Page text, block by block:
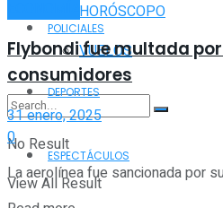
HORÓSCOPO
VUELOS
No Result
View All Result
POLICIALES
DEPORTES
ESPECTÁCULOS
Flybondi fue multada
consumidores
31 enero, 2025
0
La aerolínea fue sancionada por